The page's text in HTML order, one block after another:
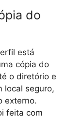
do
está
cópia do
o diretório e
local seguro,
externo.
feita com